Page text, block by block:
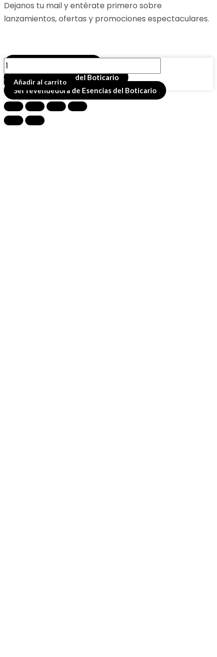
Dejanos tu mail y entérate primero sobre
lanzamientos, ofertas y promociones espectaculares.
CREMA
NATURAL
TIA
DORLISA-
CASTAÑAS
Añadir al carrito
Comprar esencias del Boticario
Ser revendedora de Esencias del Boticario